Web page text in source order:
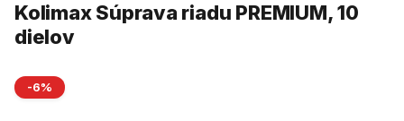
-6%
Kolimax Súprava riadu PREMIUM, 10
dielov